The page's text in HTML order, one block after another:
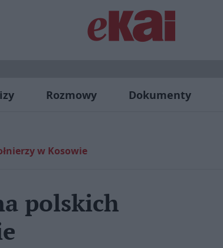
Rozmowy Dokumenty
w Kosowie
polskich